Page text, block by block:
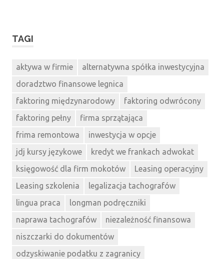
TAGI
aktywa w firmie
alternatywna spółka inwestycyjna
doradztwo finansowe legnica
faktoring międzynarodowy
faktoring odwrócony
faktoring pełny
firma sprzątająca
frima remontowa
inwestycja w opcje
jdj kursy językowe
kredyt we frankach adwokat
księgowość dla firm mokotów
Leasing operacyjny
Leasing szkolenia
legalizacja tachografów
lingua praca
longman podręczniki
naprawa tachografów
niezależność finansowa
niszczarki do dokumentów
odzyskiwanie podatku z zagranicy